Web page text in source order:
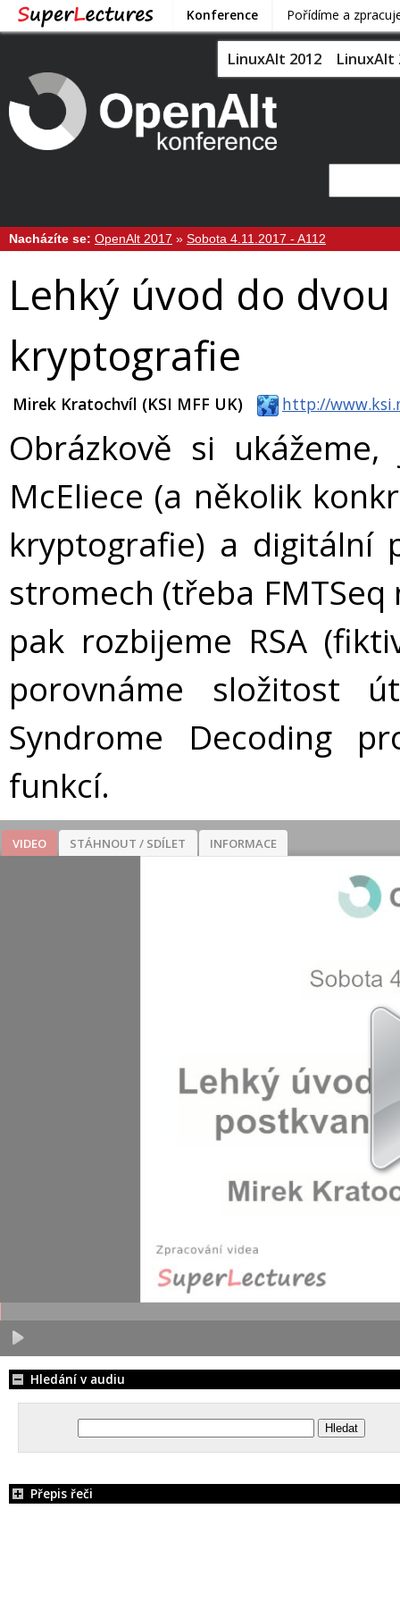
Konference Pořídíme a
LinuxAlt 2012 LinuxAlt
Nacházíte se: OpenAlt 2017 » Sobota 4.11.2017 - A112
Lehký úvod do
kryptografie
Mirek Kratochvíl (KSI MFF UK) http://
Obrázkově si
McEliece (a několik
kryptografie) a digitální
stromech (třeba FMTSeq
pak rozbijeme RSA
porovnáme složitost
Syndrome Decoding
funkcí.
VIDEO STÁHNOUT / SDÍLET INFORMACE
Hledání v audiu
Přepis řeči